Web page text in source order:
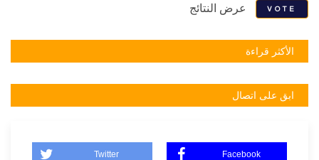
VOTE عرض النتائج
الأكثر قراءة
ابق على اتصال
Twitter Facebook